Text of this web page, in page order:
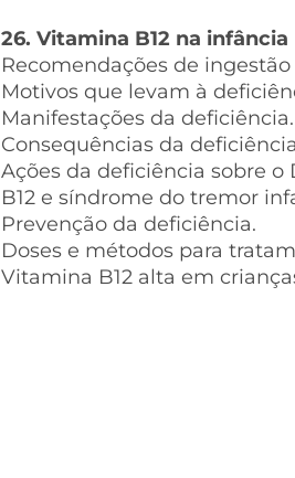
26. Vitamina B12 na infância
Recomendações de ingestão
Motivos que levam à
Manifestações da deficiência.
Consequências da
Ações da deficiência sobre o
B12 e síndrome do tremor
Prevenção da deficiência.
Doses e métodos para
Vitamina B12 alta em